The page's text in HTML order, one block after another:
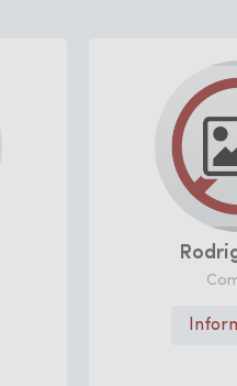
Rodrigo Silva